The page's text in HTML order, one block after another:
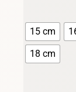
15 cm
18 cm